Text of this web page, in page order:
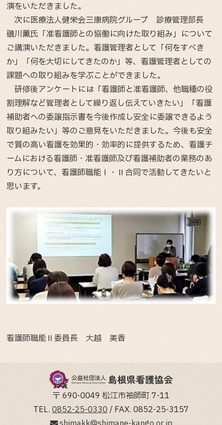
演をいただきました。
次に医療法人健栄会三康病院グループ 診療管理部長
磯川薫氏「准看護師との協働に向けた取り組み」について
ご講演いただきました。看護管理者として「何をすべき
か」「何を大切にしてきたのか」等、看護管理者としての
課題への取り組みを学ぶことができました。
研修後アンケートには「看護師と准看護師、他職種の役
割理解など管理者として繰り返し伝えていきたい」「看護
補助者への委譲指示書を今後作成し安全に委譲できるよう
取り組みたい」等のご意見をいただきました。今後も安全
で質の高い看護を効果的・効率的に提供するため、看護チ
ームにおける看護師・准看護師及び看護補助者の業務のあ
り方について、看護師職能Ⅰ・Ⅱ合同で活動してきたいと
思います。
看護師職能Ⅱ委員長 大越 美香
〒 690-0049 松江市袖師町 7-11
TEL. 0852-25-0330/ FAX. 0852-25-3157